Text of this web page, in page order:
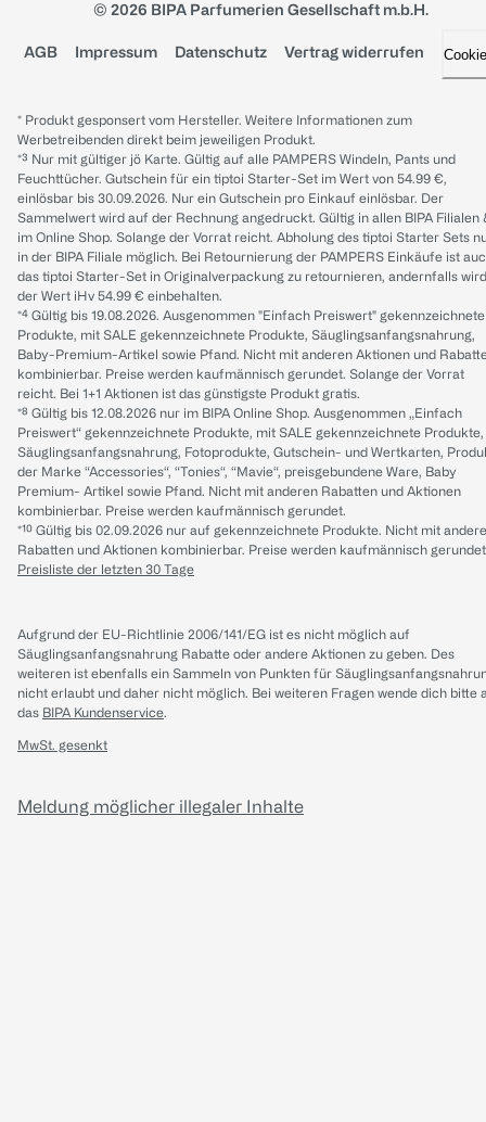
© 2026 BIPA Parfumerien Gesellschaft m.b.H.
AGB Impressum Datenschutz Vertrag widerrufen
* Produkt gesponsert vom Hersteller. Weitere Informationen zum
Werbetreibenden direkt beim jeweiligen Produkt.
*³ Nur mit gültiger jö Karte. Gültig auf alle PAMPERS Windeln, Pants und
Feuchttücher. Gutschein für ein tiptoi Starter-Set im Wert von 54.99 €,
einlösbar bis 30.09.2026. Nur ein Gutschein pro Einkauf einlösbar. Der
Sammelwert wird auf der Rechnung angedruckt. Gültig in allen BIPA Filialen
im Online Shop. Solange der Vorrat reicht. Abholung des tiptoi Starter Sets
in der BIPA Filiale möglich. Bei Retournierung der PAMPERS Einkäufe ist
das tiptoi Starter-Set in Originalverpackung zu retournieren, andernfalls wird
der Wert iHv 54.99 € einbehalten.
*⁴ Gültig bis 19.08.2026. Ausgenommen "Einfach Preiswert" gekennzeichnete
Produkte, mit SALE gekennzeichnete Produkte, Säuglingsanfangsnahrung,
Baby-Premium-Artikel sowie Pfand. Nicht mit anderen Aktionen und
kombinierbar. Preise werden kaufmännisch gerundet. Solange der Vorrat
reicht. Bei 1+1 Aktionen ist das günstigste Produkt gratis.
*⁸ Gültig bis 12.08.2026 nur im BIPA Online Shop. Ausgenommen „Einfach
Preiswert“ gekennzeichnete Produkte, mit SALE gekennzeichnete Produkte,
Säuglingsanfangsnahrung, Fotoprodukte, Gutschein- und Wertkarten,
der Marke “Accessories“, “Tonies“, “Mavie“, preisgebundene Ware, Baby
Premium- Artikel sowie Pfand. Nicht mit anderen Rabatten und Aktionen
kombinierbar. Preise werden kaufmännisch gerundet.
*¹⁰ Gültig bis 02.09.2026 nur auf gekennzeichnete Produkte. Nicht mit
Rabatten und Aktionen kombinierbar. Preise werden kaufmännisch
Preisliste der letzten 30 Tage
Aufgrund der EU-Richtlinie 2006/141/EG ist es nicht möglich auf
Säuglingsanfangsnahrung Rabatte oder andere Aktionen zu geben. Des
weiteren ist ebenfalls ein Sammeln von Punkten für
nicht erlaubt und daher nicht möglich. Bei weiteren Fragen wende dich bitte
das BIPA Kundenservice.
MwSt. gesenkt
Meldung möglicher illegaler Inhalte